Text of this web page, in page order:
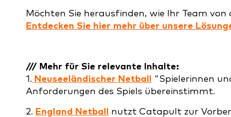
Möchten Sie herausfinden, wie Ihr Team
Entdecken Sie hier mehr über unsere
/// Mehr für Sie relevante Inhalte:
1. Neuseeländischer Netball
"Spielerinnen
Anforderungen des Spiels übereinstimmt.
2. England Netball nutzt Catapult zur